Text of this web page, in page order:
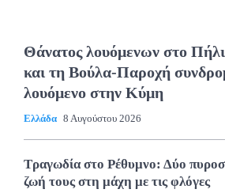
Θάνατος λουόμενων στο
και τη Βούλα-Παροχή
λουόμενο στην Κύμη
Ελλάδα 8 Αυγούστου 2026
Τραγωδία στο Ρέθυμνο: Δύο
ζωή τους στη μάχη με τις φλόγες